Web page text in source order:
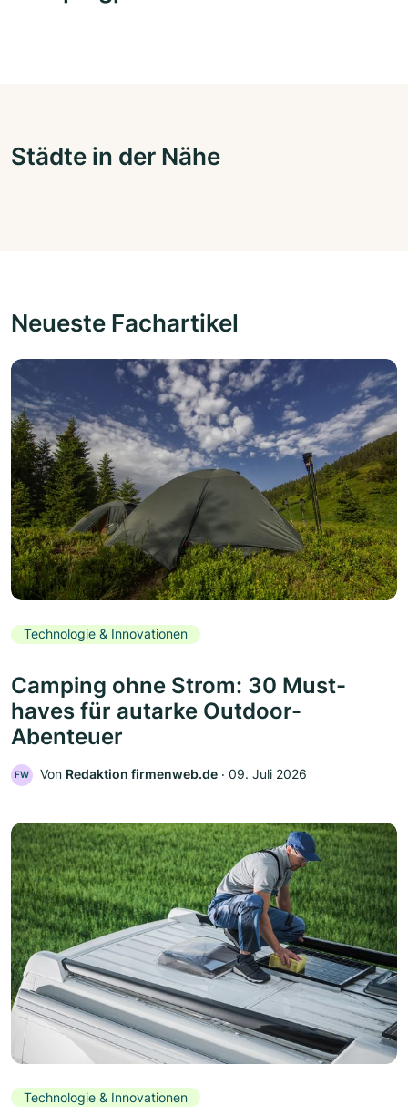
Städte in der Nähe
Neueste Fachartikel
Technologie & Innovationen
Camping ohne Strom: 30 Must-
haves für autarke Outdoor-
Abenteuer
FW Von Redaktion firmenweb.de ‧ 09. Juli 2026
Technologie & Innovationen